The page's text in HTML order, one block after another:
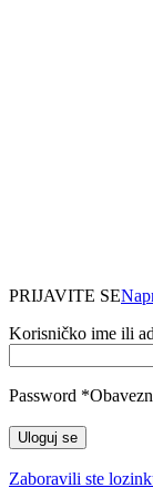
PRIJAVITE SE
Korisničko ime ili
Password *
Uloguj se
Zaboravili ste